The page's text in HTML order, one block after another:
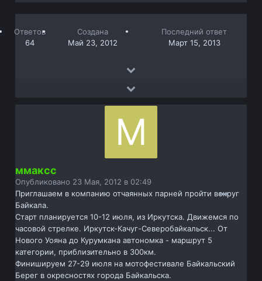
Ответов
64
Создана
Май 23, 2012
Последний ответ
Март 15, 2013
ммаксс
Опубликовано 23 Мая, 2012 в 02:49
Приглашаем в компанию отчаянных парней пройти вокруг
Байкала.
Старт планируется 10-12 июля, из Иркутска. Движемся по
часовой стрелке. Иркутск-Качуг-Северобайкальск... От
Нового Уояна до Курумкана автономка - маршрут 5
категории, приблизительно в 300км.
Финишируем 27-29 июля на мотофестивале Байкальский
Берег в окресностях города Байкальска.